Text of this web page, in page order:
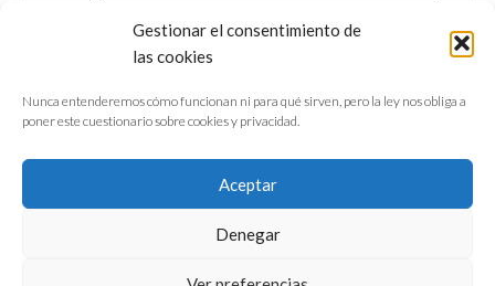
Gestionar el consentimiento de
las cookies
Nunca entenderemos cómo funcionan ni para qué sirven, pero la ley nos obliga a
poner este cuestionario sobre cookies y privacidad.
Aceptar
Denegar
obsequiaron con una travesía que descubre
este singular territorio más allá de los
tópicos.
CONFERENCIAS